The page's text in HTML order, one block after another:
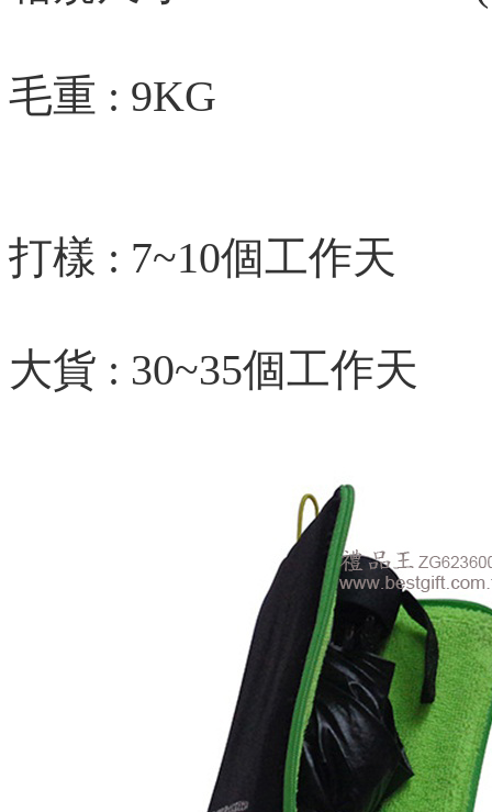
毛重 : 9KG
打樣 : 7~10個工作天
大貨 : 30~35個工作天